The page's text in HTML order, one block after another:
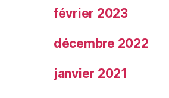
février 2023
décembre 2022
janvier 2021